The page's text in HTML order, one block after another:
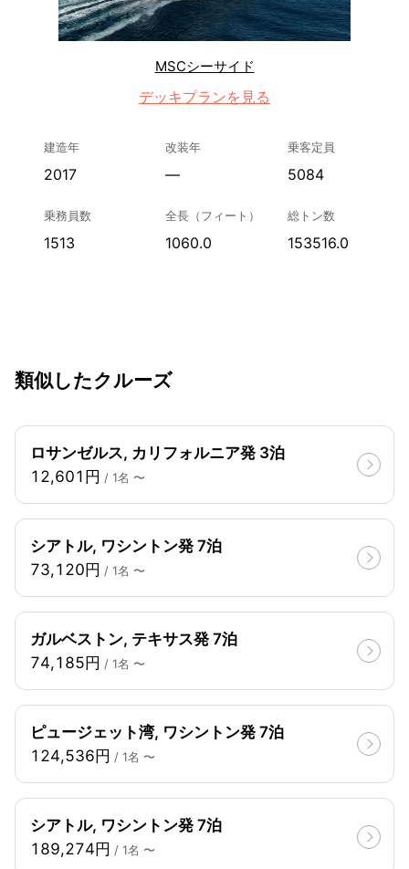
MSCシーサイド
デッキプランを見る
建造年
2017
改装年
—
乗客定員
5084
乗務員数
1513
全長（フィート）
1060.0
総トン数
153516.0
類似したクルーズ
ロサンゼルス, カリフォルニア発 3泊
12,601円 / 1名 〜
シアトル, ワシントン発 7泊
73,120円 / 1名 〜
ガルベストン, テキサス発 7泊
74,185円 / 1名 〜
ピュージェット湾, ワシントン発 7泊
124,536円 / 1名 〜
シアトル, ワシントン発 7泊
189,274円 / 1名 〜